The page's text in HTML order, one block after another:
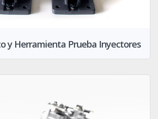
y Herramienta Prueba Inyectores